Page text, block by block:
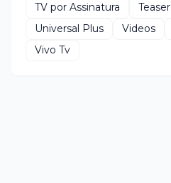
TV por Assinatura
Teaser
Universal Plus
Videos
Vivo Tv